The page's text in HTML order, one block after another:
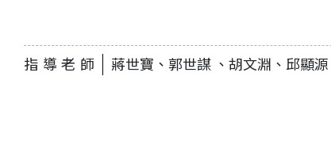
指導老師 蔣世寶、郭世謀 、胡文淵、邱顯源